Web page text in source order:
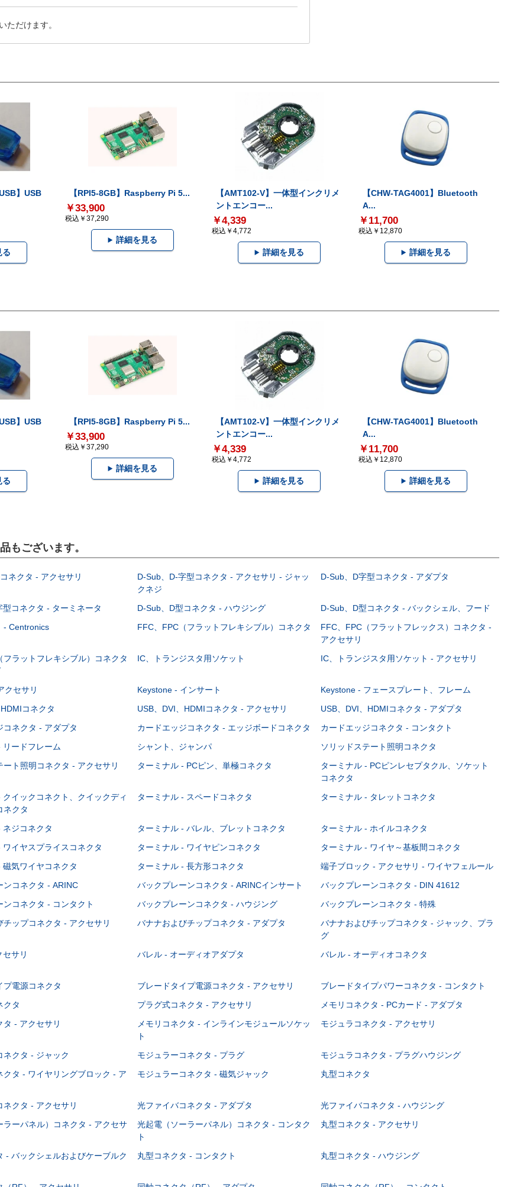
ただけます。
】USB
る
【RPI5-8GB】Raspberry Pi 5...
￥33,900
税込￥37,290
詳細を見る
【AMT102-V】一体型インクリメ
ントエンコー...
￥4,339
税込￥4,772
詳細を見る
【CHW-TAG4001】Bluetooth
A...
￥11,700
税込￥12,870
詳細を見る
】USB
る
【RPI5-8GB】Raspberry Pi 5...
￥33,900
税込￥37,290
詳細を見る
【AMT102-V】一体型インクリメ
ントエンコー...
￥4,339
税込￥4,772
詳細を見る
【CHW-TAG4001】Bluetooth
A...
￥11,700
税込￥12,870
詳細を見る
もございます。
ネクタ - アクセサリ
D-Sub、D-字型コネクタ - アクセサリ - ジャッ
クネジ
D-Sub、D字型コネクタ - アダプタ
型コネクタ - ターミネータ D-Sub、D型コネクタ - ハウジング
D-Sub、D型コネクタ - バックシェル、フード
- Centronics FFC、FPC（フラットフレキシブル）コネクタ
FFC、FPC（フラットフレックス）コネクタ -
アクセサリ
フラットフレキシブル）コネクタ
IC、トランジスタ用ソケット IC、トランジスタ用ソケット - アクセサリ
クセサリ Keystone - インサート
Keystone - フェースプレート、フレーム
コネクタ USB、DVI、HDMIコネクタ - アクセサリ
USB、DVI、HDMIコネクタ - アダプタ
コネクタ - アダプタ カードエッジコネクタ - エッジボードコネクタ
カードエッジコネクタ - コンタクト
リードフレーム シャント、ジャンパ
ソリッドステート照明コネクタ
ート照明コネクタ - アクセサリ ターミナル - PCピン、単極コネクタ
ターミナル - PCピンレセプタクル、ソケット
コネクタ
クイックコネクト、クイックディ
ネクタ
ターミナル - スペードコネクタ ターミナル - タレットコネクタ
ネジコネクタ ターミナル - バレル、ブレットコネクタ
ターミナル - ホイルコネクタ
ワイヤスプライスコネクタ ターミナル - ワイヤピンコネクタ
ターミナル - ワイヤ～基板間コネクタ
磁気ワイヤコネクタ ターミナル - 長方形コネクタ
端子ブロック - アクセサリ - ワイヤフェルール
ンコネクタ - ARINC バックプレーンコネクタ - ARINCインサート
バックプレーンコネクタ - DIN 41612
ンコネクタ - コンタクト バックプレーンコネクタ - ハウジング
バックプレーンコネクタ - 特殊
チップコネクタ - アクセサリ バナナおよびチップコネクタ - アダプタ
バナナおよびチップコネクタ - ジャック、プラ
グ
サリ バレル - オーディオアダプタ バレル - オーディオコネクタ
プ電源コネクタ ブレードタイプ電源コネクタ - アクセサリ
ブレードタイプパワーコネクタ - コンタクト
クタ プラグ式コネクタ - アクセサリ
メモリコネクタ - PCカード - アダプタ
タ - アクセサリ
メモリコネクタ - インラインモジュールソケッ
ト
モジュラコネクタ - アクセサリ
ネクタ - ジャック モジュラーコネクタ - プラグ
モジュラコネクタ - プラグハウジング
クタ - ワイヤリングブロック - ア
モジュラーコネクタ - 磁気ジャック 丸型コネクタ
ネクタ - アクセサリ 光ファイバコネクタ - アダプタ
光ファイバコネクタ - ハウジング
ラーパネル）コネクタ - アクセサ
光起電（ソーラーパネル）コネクタ - コンタク
ト
丸型コネクタ - アクセサリ
- バックシェルおよびケーブルク
丸型コネクタ - コンタクト 丸型コネクタ - ハウジング